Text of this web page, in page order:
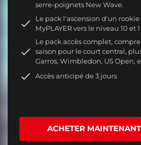
serre-poignets New Wave.
Le pack l'ascension d'un
MyPLAYER vers le niveau 10 et
Le pack accès complet,
saison pour le court central,
Garros, Wimbledon, US Open,
Accès anticipé de 3 jours
ACHETER MAINTENANT